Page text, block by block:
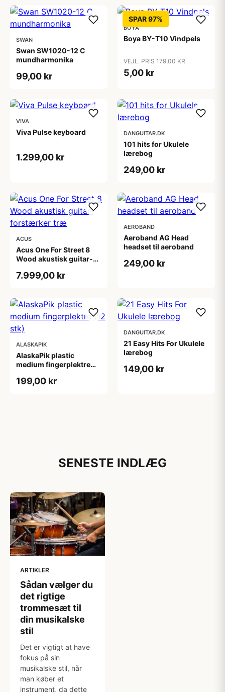
SWAN
Swan SW1020-12 C
mundharmonika
99,00 kr
SPAR 97%
BOYA
Boya BY-T10 Vindpels
VEJL. PRIS 179,00 KR
5,00 kr
VIVA
Viva Pulse keyboard
1.299,00 kr
DANGUITAR.DK
101 hits for Ukulele
lærebog
249,00 kr
ACUS
Acus One For Street 8
Wood akustisk guitar-
7.999,00 kr
AEROBAND
Aeroband AG Head
headset til aeroband
249,00 kr
ALASKAPIK
AlaskaPik plastic
medium fingerplektre
199,00 kr
DANGUITAR.DK
21 Easy Hits For Ukulele
lærebog
149,00 kr
SENESTE INDLÆG
ARTIKLER
Sådan vælger du
det rigtige
trommesæt til
din musikalske
stil
Det er vigtigt at have
fokus på sin
musikalske stil, når
man køber et
instrument, da dette